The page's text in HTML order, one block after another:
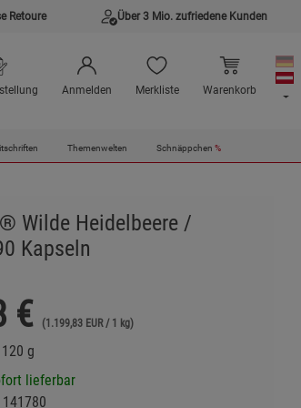
Retoure Über 3 Mio. zufriedene Kunden
Anmelden Merkliste Warenkorb
Themenwelten Schnäppchen %
Wilde Heidelbeere /
Kapseln
€ (1.199,83 EUR / 1 kg)
g
lieferbar
141780